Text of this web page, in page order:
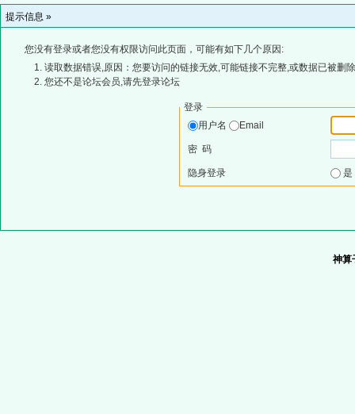
提示信息 »
您没有登录或者您没有权限访问此页面，可能有如下几个原因:
读取数据错误,原因：您要访问的链接无效,可能链接不完整,或数据已被删
您还不是论坛会员,请先登录论坛
登录
用户名
Email
密 码
隐身登录
神算